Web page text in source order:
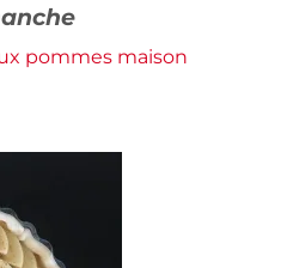
pommes maison